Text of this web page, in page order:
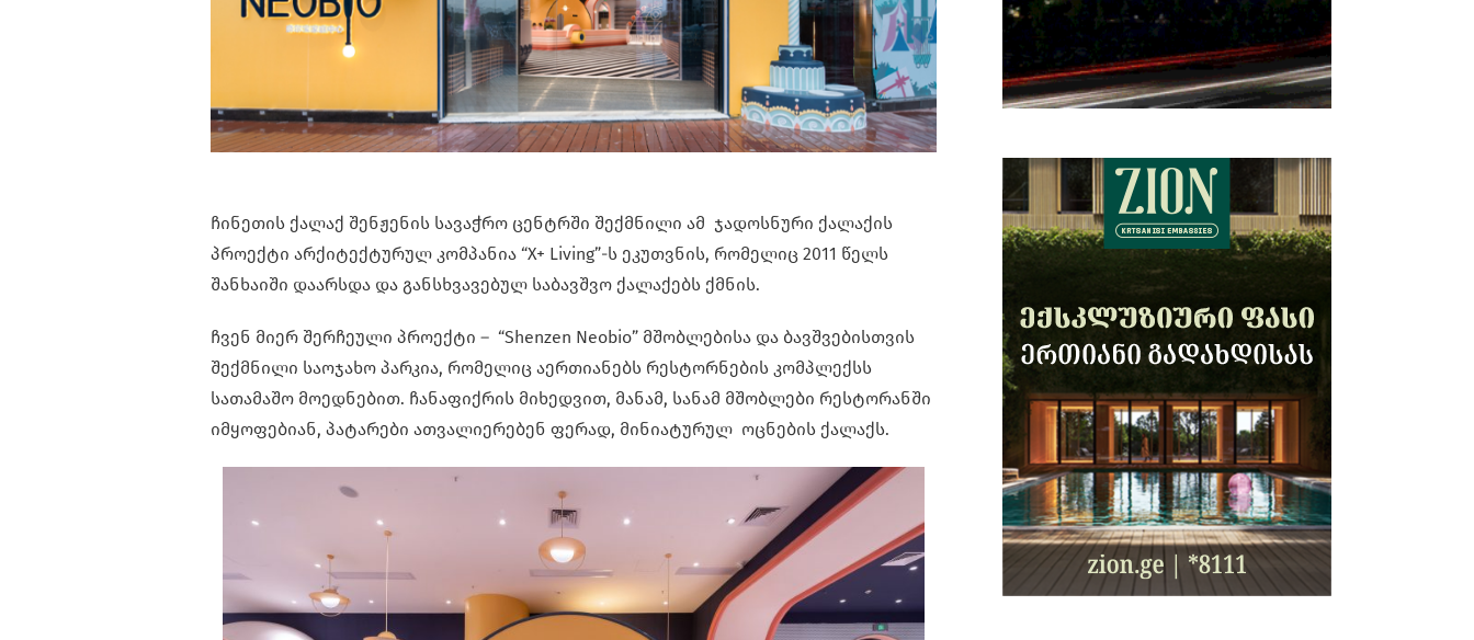
ჩინეთის ქალაქ შენჟენის სავაჭრო ცენტრში შექმნილი ამ ჯადოსნური ქალაქის
პროექტი არქიტექტურულ კომპანია “X+ Living”-ს ეკუთვნის, რომელიც 2011 წელს
შანხაიში დაარსდა და განსხვავებულ საბავშვო ქალაქებს ქმნის.
ჩვენ მიერ შერჩეული პროექტი – “Shenzen Neobio” მშობლებისა და ბავშვებისთვის
შექმნილი საოჯახო პარკია, რომელიც აერთიანებს რესტორნების კომპლექსს
სათამაშო მოედნებით. ჩანაფიქრის მიხედვით, მანამ, სანამ მშობლები რესტორანში
იმყოფებიან, პატარები ათვალიერებენ ფერად, მინიატურულ ოცნების ქალაქს.